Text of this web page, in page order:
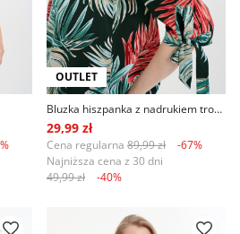
OUTLET
Bluzka hiszpanka z nadrukiem tropic
29,99 zł
Cena regularna 89,99 zł
-67%
Najniższa cena z 30 dni
49,99 zł
-40%